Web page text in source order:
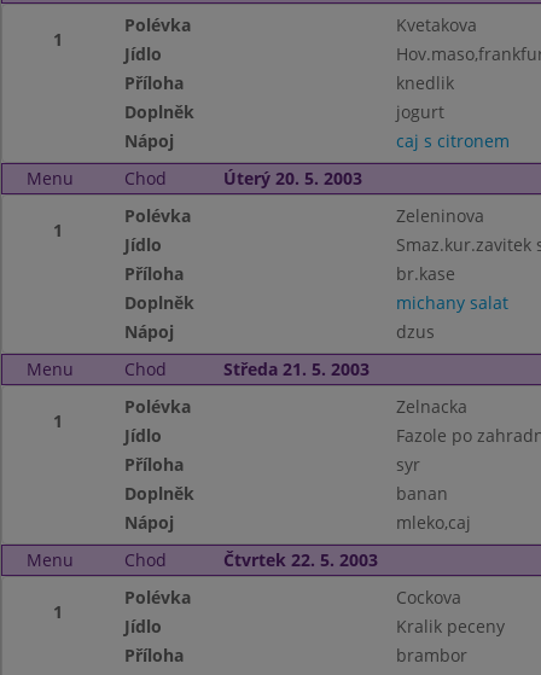
1
Polévka
Kvetakova
Jídlo
Příloha
knedlik
Doplněk
jogurt
Nápoj
caj s citronem
Menu
Chod Úterý 20. 5. 2003
1
Polévka
Zeleninova
Jídlo
Smaz.kur.zavitek
Příloha
br.kase
Doplněk
michany salat
Nápoj
dzus
Menu
Chod Středa 21. 5. 2003
1
Polévka
Zelnacka
Jídlo
Fazole po
Příloha
syr
Doplněk
banan
Nápoj
mleko,caj
Menu
Chod Čtvrtek 22. 5. 2003
1
Polévka
Cockova
Jídlo
Kralik peceny
Příloha
brambor